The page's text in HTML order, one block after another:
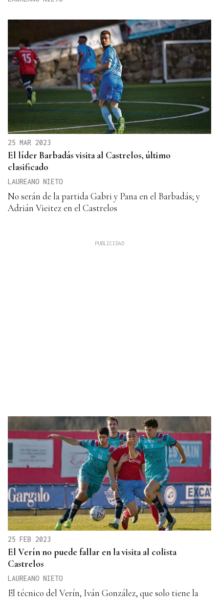
25 MAR 2023
El líder Barbadás visita al Castrelos, último
clasificado
LAUREANO NIETO
No serán de la partida Gabri y Pana en el Barbadás; y
Adrián Vieitez en el Castrelos
25 FEB 2023
El Verín no puede fallar en la visita al colista
Castrelos
LAUREANO NIETO
El técnico del Verín, Iván González, que solo tiene la